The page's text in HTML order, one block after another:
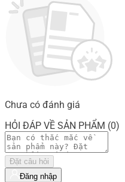
Chưa có đánh giá
HỎI ĐÁP VỀ SẢN PHẨM (0)
Đặt câu hỏi
Đăng nhập